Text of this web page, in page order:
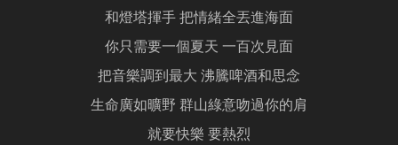
和燈塔揮手 把情緒全丟進海面
你只需要一個夏天 一百次見面
把音樂調到最大 沸騰啤酒和思念
生命廣如曠野 群山綠意吻過你的肩
就要快樂 要熱烈